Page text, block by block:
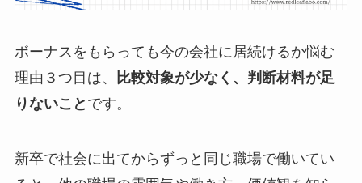
ボーナスをもらっても今の会社に居続けるか悩む
理由３つ目は、
比較対象が少なく、判断材料が足
りないこと です。
新卒で社会に出てからずっと同じ職場で働いてい